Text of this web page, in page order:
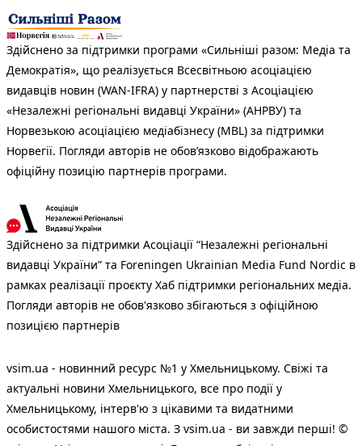
Здійснено за підтримки програми «Сильніші разом: Медіа та
Демократія», що реалізується Всесвітньою асоціацією
видавців новин (WAN-IFRA) у партнерстві з Асоціацією
«Незалежні регіональні видавці України» (АНРВУ) та
Норвезькою асоціацією медіабізнесу (MBL) за підтримки
Норвегії. Погляди авторів не обов’язково відображають
офіційну позицію партнерів програми.
Здійснено за підтримки Асоціації “Незалежні регіональні
видавці України” та Foreningen Ukrainian Media Fund Nordic в
рамках реалізації проєкту Хаб підтримки регіональних медіа.
Погляди авторів не обов'язково збігаються з офіційною
позицією партнерів
vsim.ua - новинний ресурс №1 у Хмельницькому. Свіжі та
актуальні новини Хмельницького, все про події у
Хмельницькому, інтерв'ю з цікавими та видатними
особистостями нашого міста. З vsim.ua - ви завжди перші! ©